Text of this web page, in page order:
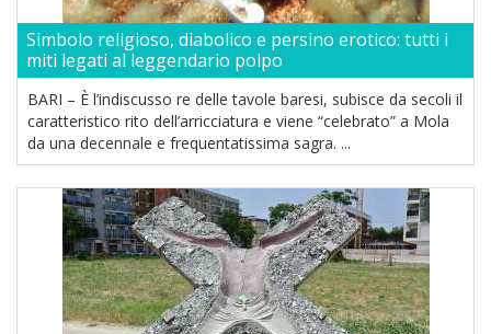
Simbolo religioso, diabolico e persino erotico: tutti i
miti legati al leggendario polpo
BARI – È l’indiscusso re delle tavole baresi, subisce da secoli il
caratteristico rito dell’arricciatura e viene “celebrato” a Mola
da una decennale e frequentatissima sagra. ...